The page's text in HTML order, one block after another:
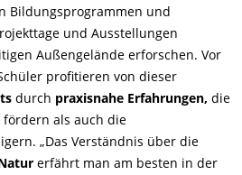
Bildungsprogrammen und
und Ausstellungen
Außengelände erforschen. Vor
profitieren von dieser
durch praxisnahe Erfahrungen, die
fördern als auch die
„Das Verständnis über die
erfährt man am besten in der